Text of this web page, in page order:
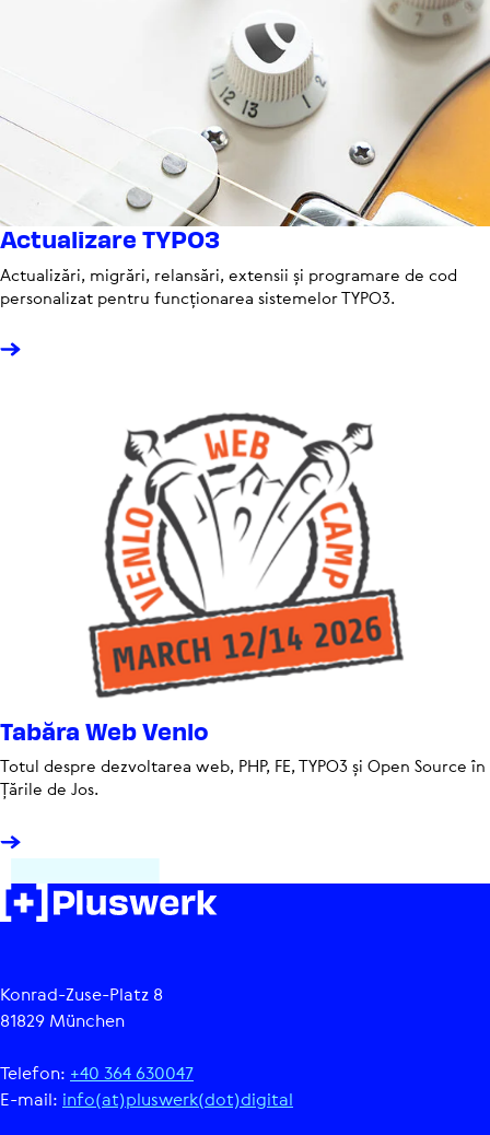
Actu­a­li­zare TYPO3
Actu­a­li­zări, migrări, relansări, extensii și pro­gra­mare de cod
per­so­na­li­zat pentru func­țio­na­rea sis­te­me­lor TYPO3.
Tabăra Web Venlo
Totul despre dezvol­ta­rea web, PHP, FE, TYPO3 și Open Source în
Țările de Jos.
Konrad-Zuse-Platz 8
81829 München
Telefon: +40 364 630047
E-mail: info(at)pluswerk(dot)digital